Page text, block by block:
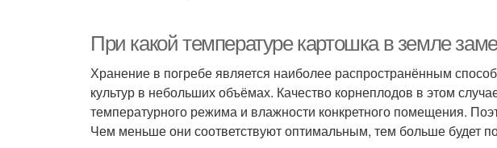
При какой температуре картошка в земле
Хранение в погребе является наиболее распространённым
культур в небольших объёмах. Качество корнеплодов в этом
температурного режима и влажности конкретного помещения.
Чем меньше они соответствуют оптимальным, тем больше будет